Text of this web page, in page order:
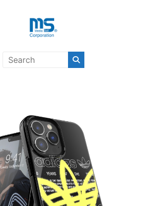
ランド商品｜株式会社
ている海外輸入商品には、日本では珍しい「海外ブ
ークな商品」「機能的な商品」「コストパフォー
Max